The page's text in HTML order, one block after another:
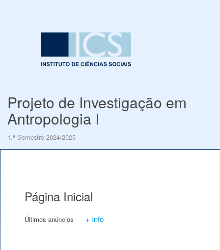
Projeto de Investigação em
Antropologia I
1.º Semestre 2024/2025
Página Inicial
Últimos anúncios + Info